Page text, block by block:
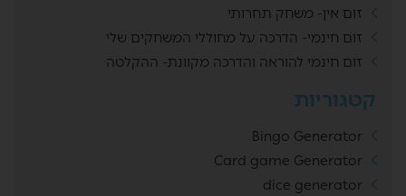
זום אין- משחק תחרותי
זום חינמי- הדרכה על מחוללי המשחקים שלי
זום חינמי להוראה והדרכה מקוונת- ההקלטה
קטגוריות
Bingo Generator
Card game Generator
dice generator